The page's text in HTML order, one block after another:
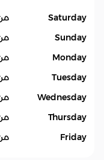
Saturday
Sunday
Monday
Tuesday
Wednesday
Thursday
Friday